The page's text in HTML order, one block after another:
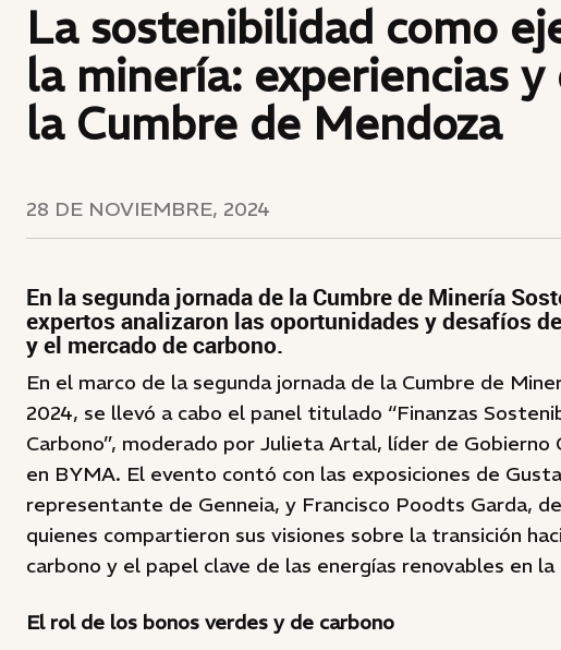
La sostenibilidad como
la minería: experiencias
la Cumbre de Mendoza
28 DE NOVIEMBRE, 2024
En la segunda jornada de la Cumbre de Minería
expertos analizaron las oportunidades y desafíos
y el mercado de carbono.
En el marco de la segunda jornada de la Cumbre de
2024, se llevó a cabo el panel titulado “Finanzas
Carbono”, moderado por Julieta Artal, líder de
en BYMA. El evento contó con las exposiciones de
representante de Genneia, y Francisco Poodts Garda,
quienes compartieron sus visiones sobre la transición
carbono y el papel clave de las energías renovables en
El rol de los bonos verdes y de carbono